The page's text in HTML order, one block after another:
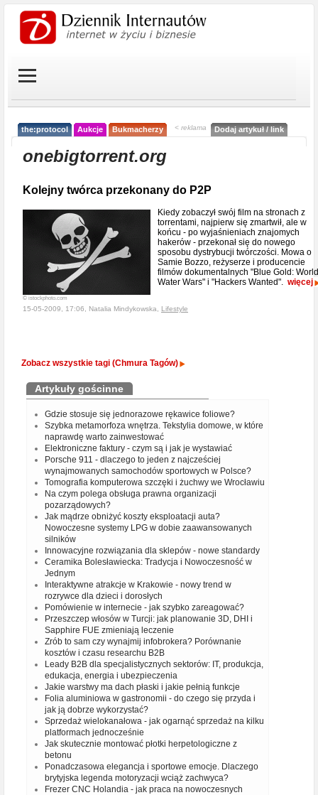
the:protocol Aukcje Bukmacherzy < reklama Dodaj artykuł / link
onebigtorrent.org
Kolejny twórca przekonany do P2P
© istockphoto.com
Kiedy zobaczył swój film na stronach z
torrentami, najpierw się zmartwił, ale w
końcu - po wyjaśnieniach znajomych
hakerów - przekonał się do nowego
sposobu dystrybucji twórczości. Mowa o
Samie Bozzo, reżyserze i producencie
filmów dokumentalnych "Blue Gold: World
Water Wars" i "Hackers Wanted". więcej
15-05-2009, 17:06, Natalia Mindykowska, Lifestyle
Zobacz wszystkie tagi (Chmura Tagów)
Artykuły gościnne
Gdzie stosuje się jednorazowe rękawice foliowe?
Szybka metamorfoza wnętrza. Tekstylia domowe, w które
naprawdę warto zainwestować
Elektroniczne faktury - czym są i jak je wystawiać
Porsche 911 - dlaczego to jeden z najcześciej
wynajmowanych samochodów sportowych w Polsce?
Tomografia komputerowa szczęki i żuchwy we Wrocławiu
Na czym polega obsługa prawna organizacji
pozarządowych?
Jak mądrze obniżyć koszty eksploatacji auta?
Nowoczesne systemy LPG w dobie zaawansowanych
silników
Innowacyjne rozwiązania dla sklepów - nowe standardy
Ceramika Bolesławiecka: Tradycja i Nowoczesność w
Jednym
Interaktywne atrakcje w Krakowie - nowy trend w
rozrywce dla dzieci i dorosłych
Pomówienie w internecie - jak szybko zareagować?
Przeszczep włosów w Turcji: jak planowanie 3D, DHI i
Sapphire FUE zmieniają leczenie
Zrób to sam czy wynajmij infobrokera? Porównanie
kosztów i czasu researchu B2B
Leady B2B dla specjalistycznych sektorów: IT, produkcja,
edukacja, energia i ubezpieczenia
Jakie warstwy ma dach płaski i jakie pełnią funkcje
Folia aluminiowa w gastronomii - do czego się przyda i
jak ją dobrze wykorzystać?
Sprzedaż wielokanałowa - jak ogarnąć sprzedaż na kilku
platformach jednocześnie
Jak skutecznie montować płotki herpetologiczne z
betonu
Ponadczasowa elegancja i sportowe emocje. Dlaczego
brytyjska legenda motoryzacji wciąż zachwyca?
Frezer CNC Holandia - jak praca na nowoczesnych